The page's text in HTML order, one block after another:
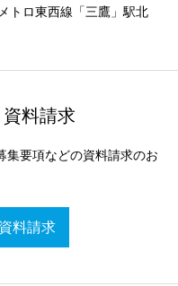
トロ東西線「三鷹」駅北
料請求
集要項などの資料請求のお
料請求